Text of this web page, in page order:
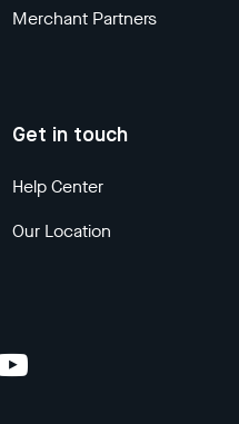
Merchant Partners
Get in touch
Help Center
Our Location